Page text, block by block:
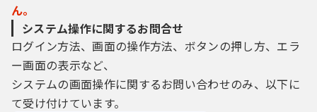
ん。
システム操作に関するお問合せ
ログイン方法、画面の操作方法、ボタンの押し方、エラ
ー画面の表示など、
システムの画面操作に関するお問い合わせのみ、以下に
て受け付けています。